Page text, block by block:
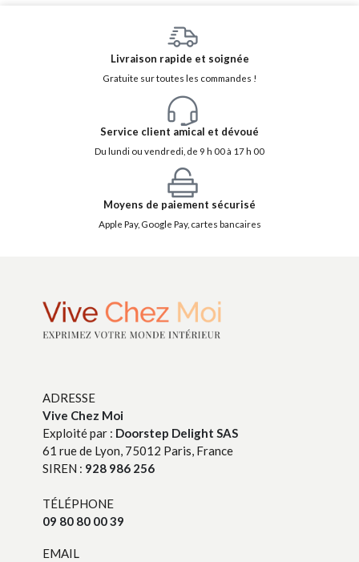
Livraison rapide et soignée
Gratuite sur toutes les commandes !
Service client amical et dévoué
Du lundi ou vendredi, de 9 h 00 à 17 h 00
Moyens de paiement sécurisé
Apple Pay, Google Pay, cartes bancaires
ADRESSE
Vive Chez Moi
Exploité par : Doorstep Delight SAS
61 rue de Lyon, 75012 Paris, France
SIREN : 928 986 256
TÉLÉPHONE
09 80 80 00 39
EMAIL